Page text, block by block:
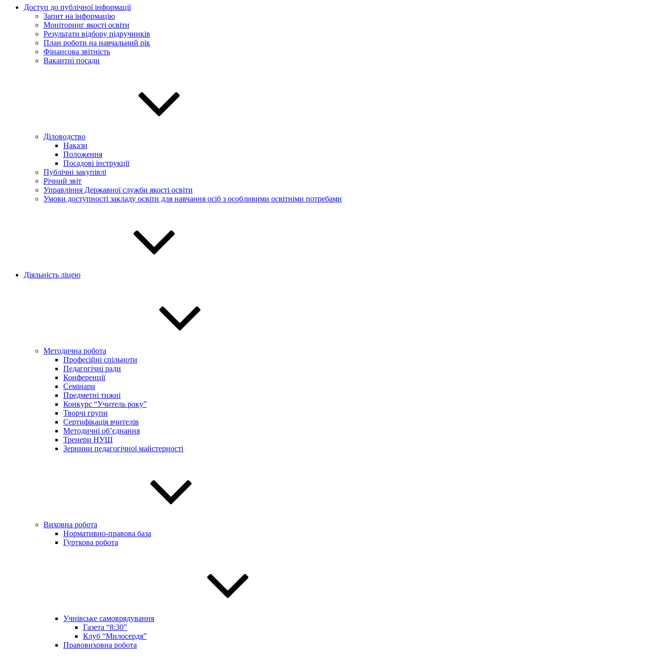
Доступ до публічної інформації
Запит на інформацію
Моніторинг якості освіти
Результати відбору підручників
План роботи на навчальний рік
Фінансова звітність
Вакантні посади
Діловодство
Накази
Положення
Посадові інструкції
Публічні закупівлі
Річний звіт
Управління Державної служби якості освіти
Умови доступності закладу освіти для навчання осіб з особливими освітніми потребами
Діяльність ліцею
Методична робота
Професійні спільноти
Педагогічні ради
Конференції
Семінари
Предметні тижні
Конкурс “Учитель року”
Творчі групи
Сертифікація вчителів
Методичні об’єднання
Тренери НУШ
Зернини педагогічної майстерності
Виховна робота
Нормативно-правова база
Гурткова робота
Учнівське самоврядування
Газета “8:30”
Клуб “Милосердя”
Правовиховна робота